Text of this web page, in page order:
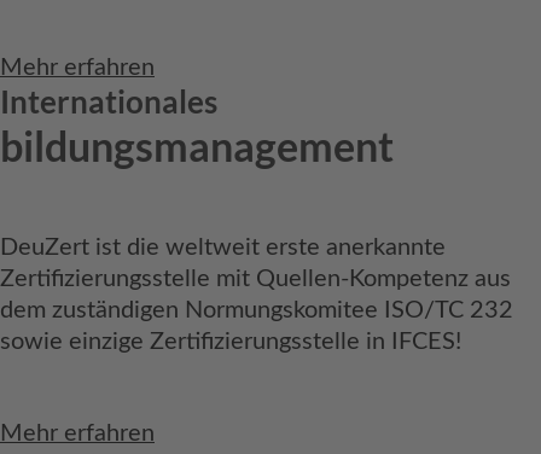
Mehr erfahren
Internationales
bildungsmanagement
DeuZert ist die weltweit erste anerkannte
Zertifizierungsstelle mit Quellen-Kompetenz aus
dem zuständigen Normungskomitee ISO/TC 232
sowie einzige Zertifizierungsstelle in IFCES!
Mehr erfahren